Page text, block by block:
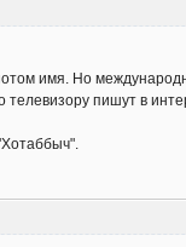
имя. Но
телевизору пишут в